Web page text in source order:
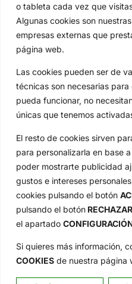
o tableta cada vez que
Algunas cookies son
empresas externas que
página web.
Las cookies pueden ser de
técnicas son necesarias
pueda funcionar, no
únicas que tenemos
El resto de cookies sirven
para personalizarla en base
poder mostrarte publicidad
gustos e intereses
cookies pulsando el botón
pulsando el botón RECHAZAR
el apartado
Si quieres más información,
COOKIES de nuestra página
Especiales
Compañía
Aviso Legal
Política de Cookies
Publicidad
Newsletters
Copyright © 2025